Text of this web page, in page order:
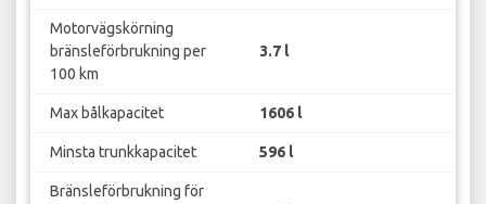
Motorvägskörning
bränsleförbrukning per
100 km
3.7 l
Max bålkapacitet 1606 l
Minsta trunkkapacitet 596 l
Bränsleförbrukning för